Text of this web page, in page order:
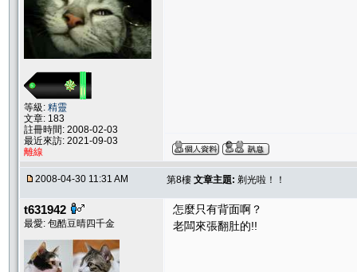
等級: 精靈
文章: 183
註冊時間: 2008-02-03
最近來訪: 2021-09-03
離線
2008-04-30 11:31 AM 第8樓 文章主題: 剃光啦！！
t631942
最愛: 包酷豆晴四千金
怎麼只有背面啊？
老闆來張翻肚的!!